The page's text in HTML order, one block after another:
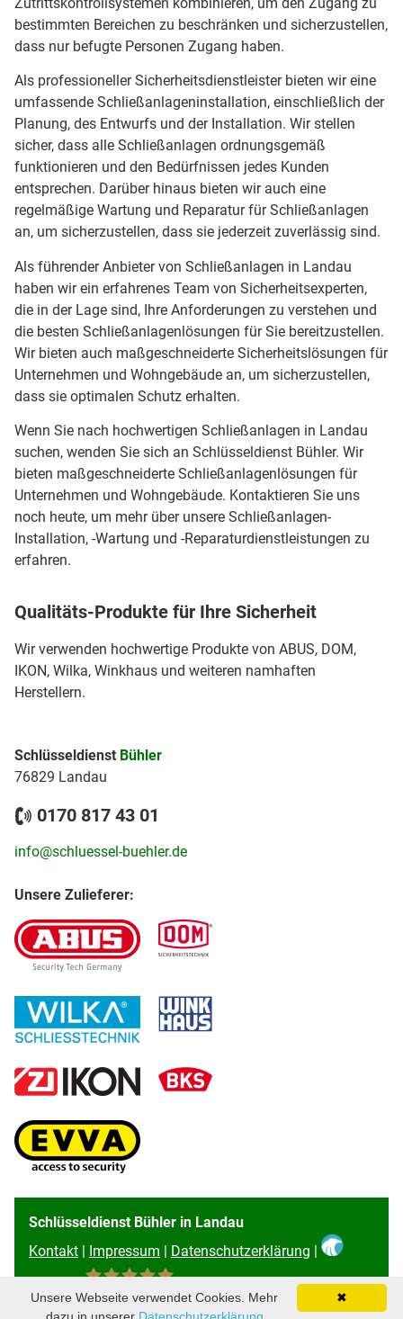
bestimmten Bereichen zu beschränken und sicherzustellen,
dass nur befugte Personen Zugang haben.
Als professioneller Sicherheitsdienstleister bieten wir eine
umfassende Schließanlageninstallation, einschließlich der
Planung, des Entwurfs und der Installation. Wir stellen
sicher, dass alle Schließanlagen ordnungsgemäß
funktionieren und den Bedürfnissen jedes Kunden
entsprechen. Darüber hinaus bieten wir auch eine
regelmäßige Wartung und Reparatur für Schließanlagen
an, um sicherzustellen, dass sie jederzeit zuverlässig sind.
Als führender Anbieter von Schließanlagen in Landau
haben wir ein erfahrenes Team von Sicherheitsexperten,
die in der Lage sind, Ihre Anforderungen zu verstehen und
die besten Schließanlagenlösungen für Sie bereitzustellen.
Wir bieten auch maßgeschneiderte Sicherheitslösungen für
Unternehmen und Wohngebäude an, um sicherzustellen,
dass sie optimalen Schutz erhalten.
Wenn Sie nach hochwertigen Schließanlagen in Landau
suchen, wenden Sie sich an Schlüsseldienst Bühler. Wir
bieten maßgeschneiderte Schließanlagenlösungen für
Unternehmen und Wohngebäude. Kontaktieren Sie uns
noch heute, um mehr über unsere Schließanlagen-
Installation, -Wartung und -Reparaturdienstleistungen zu
erfahren.
Qualitäts-Produkte für Ihre Sicherheit
Wir verwenden hochwertige Produkte von ABUS, DOM,
IKON, Wilka, Winkhaus und weiteren namhaften
Herstellern.
Schlüsseldienst Bühler
76829 Landau
0170 817 43 01
info@schluessel-buehler.de
Unsere Zulieferer:
Schlüsseldienst Bühler in Landau
Kontakt
Impressum Datenschutzerklärung
96Bewertungen auf ProvenExpert.com ✖
Unsere Webseite verwendet Cookies. Mehr